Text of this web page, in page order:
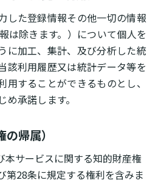
した登録情報その他一切の情報
は除きます。）について個人を
に加工、集計、及び分析した統
該利用履歴又は統計データ等を
することができるものとし、
承諾します。
帰属）
本サービスに関する知的財産権
第28条に規定する権利を含みま